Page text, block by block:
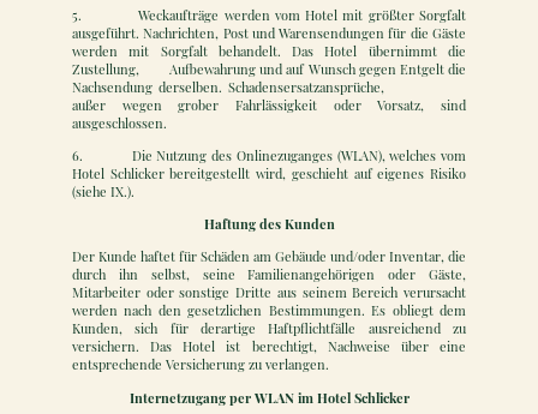
5. Weckaufträge werden vom Hotel mit größter Sorgfalt
ausgeführt. Nachrichten, Post und Warensendungen für die Gäste
werden mit Sorgfalt behandelt. Das Hotel übernimmt die
Zustellung, Aufbewahrung und auf Wunsch gegen Entgelt die
Nachsendung derselben. Schadensersatzansprüche,
außer wegen grober Fahrlässigkeit oder Vorsatz, sind
ausgeschlossen.
6. Die Nutzung des Onlinezuganges (WLAN), welches vom
Hotel Schlicker bereitgestellt wird, geschieht auf eigenes Risiko
(siehe IX.).
Haftung des Kunden
Der Kunde haftet für Schäden am Gebäude und/oder Inventar, die
durch ihn selbst, seine Familienangehörigen oder Gäste,
Mitarbeiter oder sonstige Dritte aus seinem Bereich verursacht
werden nach den gesetzlichen Bestimmungen. Es obliegt dem
Kunden, sich für derartige Haftpflichtfälle ausreichend zu
versichern. Das Hotel ist berechtigt, Nachweise über eine
entsprechende Versicherung zu verlangen.
Internetzugang per WLAN im Hotel Schlicker